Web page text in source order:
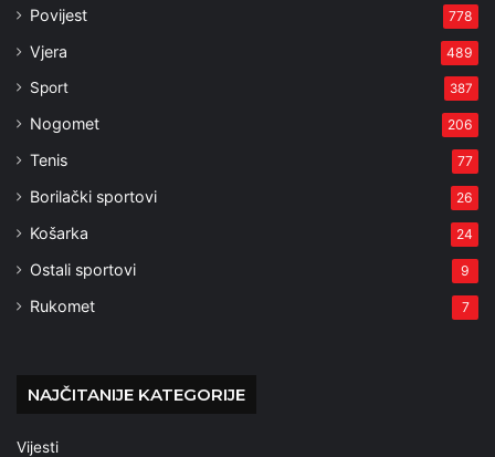
Povijest 778
Vjera 489
Sport 387
Nogomet 206
Tenis 77
Borilački sportovi 26
Košarka 24
Ostali sportovi 9
Rukomet 7
NAJČITANIJE KATEGORIJE
Vijesti